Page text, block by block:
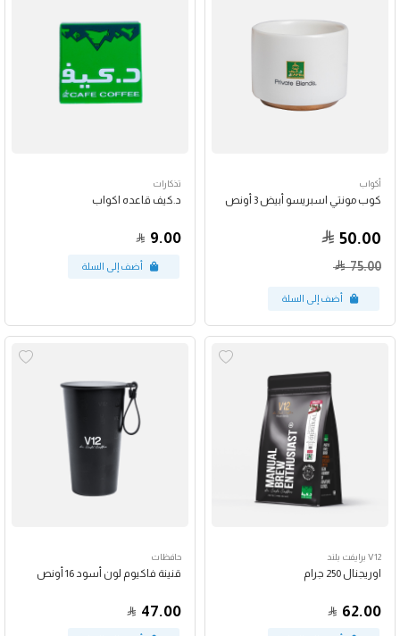
أكواب
كوب مونتي اسبريسو أبيض 3 أونص
50.00
75.00
تذكارات
د.كيف قاعده اكواب
9.00
V12 برايفت بلند
اوريجنال 250 جرام
62.00
حافظات
قنينة فاكيوم لون أسود 16 أونص
47.00